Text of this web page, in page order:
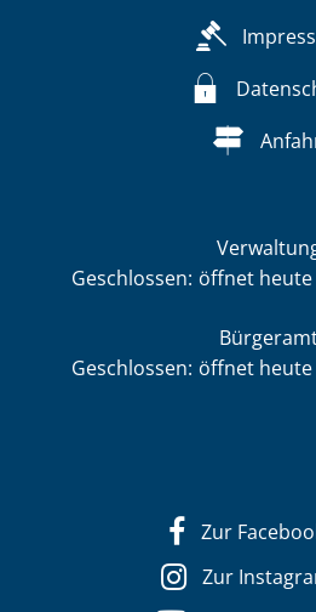
Klicken, um weitere
Geschlossen: öffnet
Klicken, um weitere
Geschlossen: öffnet
Zur
Zur